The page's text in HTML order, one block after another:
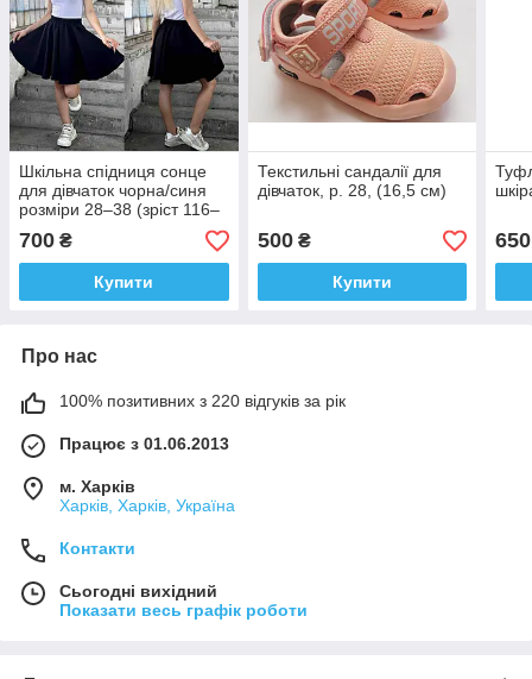
Шкільна спідниця сонце
для дівчаток чорна/синя
розміри 28–38 (зріст 116–
152 см)
700 ₴
Купити
Текстильні сандалії для
дівчаток, р. 28, (16,5 см)
500₴
Купити
650
Про нас
100% позитивних з 220 відгуків за рік
Працює з 01.06.2013
м. Харків
Харків, Харків, Україна
Контакти
Сьогодні вихідний
Показати весь графік роботи